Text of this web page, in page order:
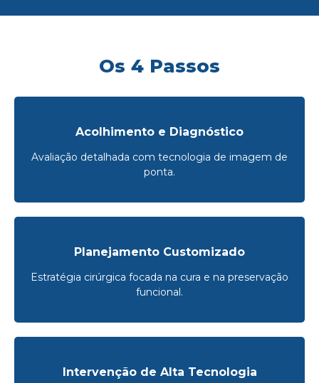
Os 4 Passos
Acolhimento e Diagnóstico
Avaliação detalhada com tecnologia de imagem de
ponta.
Planejamento Customizado
Estratégia cirúrgica focada na cura e na preservação
funcional.
Intervenção de Alta Tecnologia